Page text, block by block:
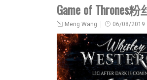
Game of Thrones
Meng Wang 06/08/2019